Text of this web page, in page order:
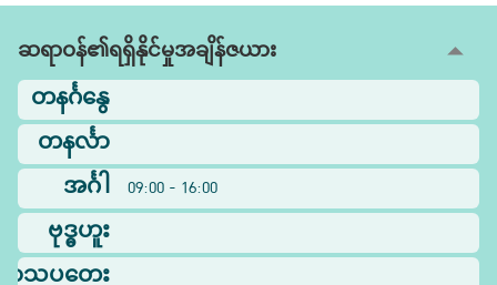
ဆရာဝန်၏ရရှိနိုင်မှုအချိန်ဇယား
တနင်္ဂနွေ
တနင်္လာ
အင်္ဂါ
09:00 - 16:00
ဗုဒ္ဓဟူး
ာသပတေး